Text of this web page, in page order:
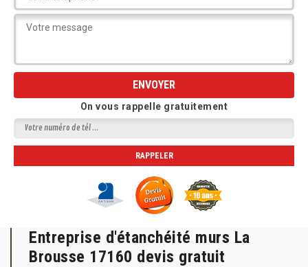
On vous rappelle gratuitement
Entreprise d'étanchéité murs La
Brousse 17160 devis gratuit